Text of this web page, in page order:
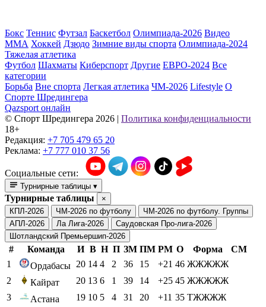
Бокс Теннис Футзал Баскетбол Олимпиада-2026 Видео
ММА Хоккей Дзюдо Зимние виды спорта Олимпиада-2024
Тяжелая атлетика
Футбол Шахматы Киберспорт Другие ЕВРО-2024 Все
категории
Борьба Вне спорта Легкая атлетика ЧМ-2026 Lifestyle О
Спорте Шредингера
Qazsport онлайн
© Cпорт Шредингера 2026 | Политика конфиденциальности
18+
Редакция: +7 705 479 65 20
Реклама: +7 777 010 37 56
Социальные сети:
Турнирные таблицы ▾
Турнирные таблицы
×
КПЛ-2026
ЧМ-2026 по футболу
ЧМ-2026 по футболу. Группы
АПЛ-2026
Ла Лига-2026
Саудовская Про-лига-2026
Шотландский Премьершип-2026
# Команда И В Н П ЗМ ПМ РМ О Форма
СМ
1
Ордабасы 20 14 4 2 36 15 +21 46 ЖЖЖЖЖ
2
Кайрат 20 13 6 1 39 14 +25 45 ЖЖЖЖЖ
3
Астана 19 10 5 4 31 20 +11 35 ТЖЖЖЖ